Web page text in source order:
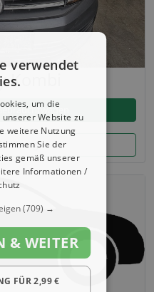
Kombi
verwendet
um die
Website zu
weitere Nutzung
Sie der
gemäß unserer
Informationen /
(709) →
& WEITER
FÜR 2,99 €